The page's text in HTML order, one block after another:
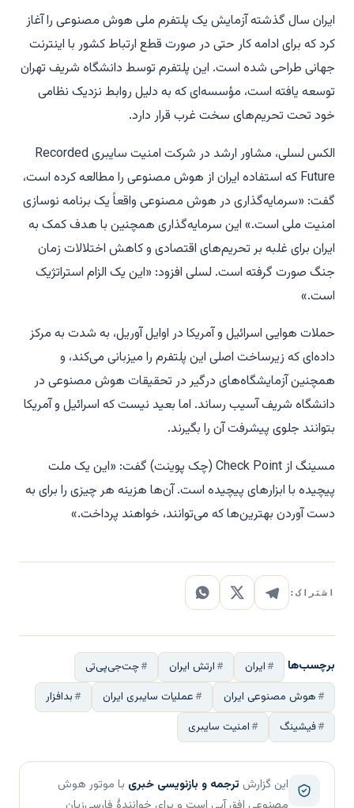
ایران سال گذشته آزمایش یک پلتفرم ملی هوش مصنوعی را آغاز
کرد که برای ادامه کار حتی در صورت قطع ارتباط کشور با اینترنت
جهانی طراحی شده است. این پلتفرم توسط دانشگاه شریف تهران
توسعه یافته است، مؤسسه‌ای که به دلیل روابط نزدیک نظامی
خود تحت تحریم‌های سخت غرب قرار دارد.
الکس لسلی، مشاور ارشد در شرکت امنیت سایبری Recorded
Future که استفاده ایران از هوش مصنوعی را مطالعه کرده است،
گفت: «سرمایه‌گذاری در هوش مصنوعی واقعاً یک برنامه نوسازی
امنیت ملی است.» این سرمایه‌گذاری همچنین با هدف کمک به
ایران برای غلبه بر تحریم‌های اقتصادی و کاهش اختلالات زمان
جنگ صورت گرفته است. لسلی افزود: «این یک الزام استراتژیک
است.»
حملات هوایی اسرائیل و آمریکا در اوایل آوریل، به شدت به مرکز
داده‌ای که زیرساخت اصلی این پلتفرم را میزبانی می‌کند، و
همچنین آزمایشگاه‌های درگیر در تحقیقات هوش مصنوعی در
دانشگاه شریف آسیب رساند. اما بعید نیست که اسرائیل و آمریکا
بتوانند جلوی پیشرفت آن را بگیرند.
مسینگ از Check Point (چک پوینت) گفت: «این یک ملت
پیچیده با ابزارهای پیچیده است. آن‌ها هزینه هر چیزی را برای به
دست آوردن بهترین‌ها که می‌توانند، خواهند پرداخت.»
اشتراک:
برچسب‌ها ایران ارتش ایران
چت‌جی‌پی‌تی
هوش مصنوعی ایران
عملیات سایبری ایران
بدافزار
فیشینگ
امنیت سایبری
این گزارش ترجمه و بازنویسی خبری با موتور هوش